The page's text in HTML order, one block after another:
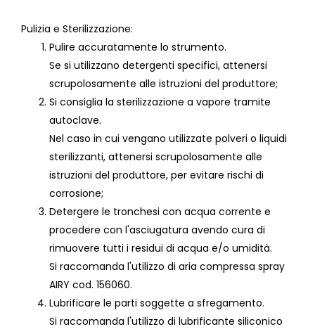
Pulizia e Sterilizzazione:
Pulire accuratamente lo strumento.
Se si utilizzano detergenti specifici, attenersi
scrupolosamente alle istruzioni del produttore;
Si consiglia la sterilizzazione a vapore tramite
autoclave.
Nel caso in cui vengano utilizzate polveri o liquidi
sterilizzanti, attenersi scrupolosamente alle
istruzioni del produttore, per evitare rischi di
corrosione;
Detergere le tronchesi con acqua corrente e
procedere con l'asciugatura avendo cura di
rimuovere tutti i residui di acqua e/o umidità.
Si raccomanda l'utilizzo di aria compressa spray
AIRY cod. 156060.
Lubrificare le parti soggette a sfregamento.
Si raccomanda l'utilizzo di lubrificante siliconico